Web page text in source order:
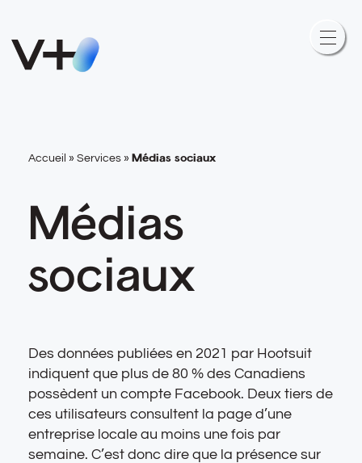
Accueil » Services » Médias sociaux
Médias
sociaux
Des données publiées en 2021 par Hootsuit
indiquent que plus de 80 % des Canadiens
possèdent un compte Facebook. Deux tiers de
ces utilisateurs consultent la page d’une
entreprise locale au moins une fois par
semaine. C’est donc dire que la présence sur